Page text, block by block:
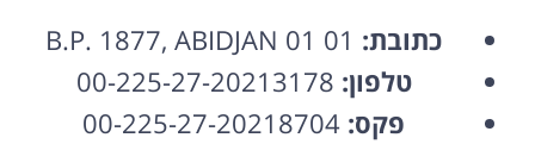
כתובת:
טלפון:
פקס: